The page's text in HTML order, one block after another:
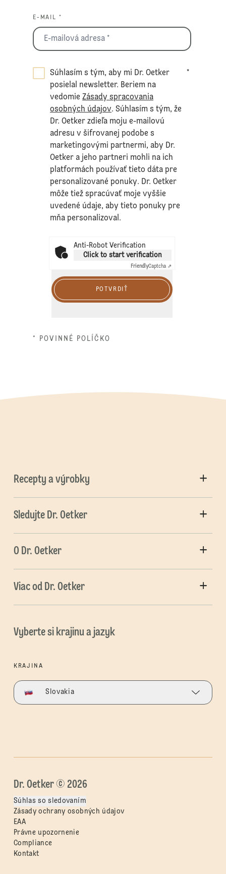
E-MAIL *
Súhlasím s tým, aby mi Dr. Oetker
posielal newsletter. Beriem na
vedomieZásady spracovania
osobných údajov. Súhlasím s tým, že
Dr. Oetker zdieľa moju e-mailovú
adresu v šifrovanej podobe s
marketingovými partnermi, aby Dr.
Oetker a jeho partneri mohli na ich
platformách používať tieto dáta pre
personalizované ponuky. Dr. Oetker
môže tiež spracúvať moje vyššie
uvedené údaje, aby tieto ponuky pre
mňa personalizoval.
*
Anti-Robot Verification
Click to start verification
FriendlyCaptcha ⇗
POTVRDIŤ
* POVINNÉ POLÍČKO
Recepty a výrobky
Sledujte Dr. Oetker
O Dr. Oetker
Viac od Dr. Oetker
Vyberte si krajinu a jazyk
KRAJINA
Slovakia
Dr. Oetker © 2026
Súhlas so sledovaním
Zásady ochrany osobných údajov
EAA
Právne upozornenie
Compliance
Kontakt